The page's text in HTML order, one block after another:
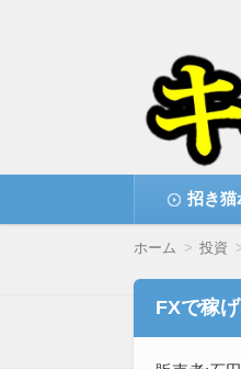
情
高額な情
テ
招き猫
ホーム 投資
FXで稼